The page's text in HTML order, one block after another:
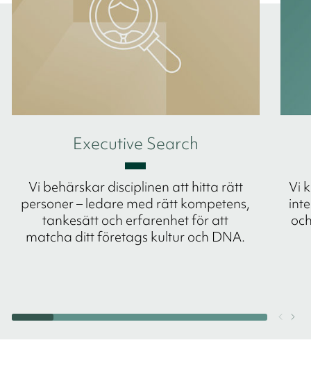
Executive Search
Vi behärskar disciplinen att hitta rätt
personer – ledare med rätt kompetens,
tankesätt och erfarenhet för att
matcha ditt företags kultur och DNA.
Vi